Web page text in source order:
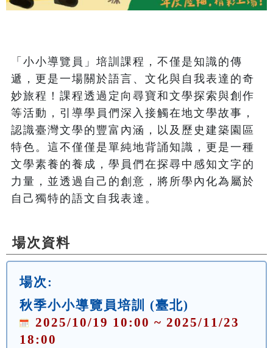
「小小導覽員」培訓課程，不僅是知識的傳
遞，更是一場關於語言、文化與自我表達的奇
妙旅程！課程透過定向尋寶和文學探索與創作
等活動，引導學員們深入接觸在地文學故事，
認識臺灣文學的豐富內涵，以及歷史建築園區
特色。這不僅僅是單純地背誦知識，更是一種
文學素養的養成，學員們在探尋中感知文字的
力量，並透過自己的創意，將所學內化為屬於
自己獨特的語文自我表達。
場次資料
場次:
秋季小小導覽員培訓 (臺北)
2025/10/19 10:00 ~ 2025/11/23
18:00